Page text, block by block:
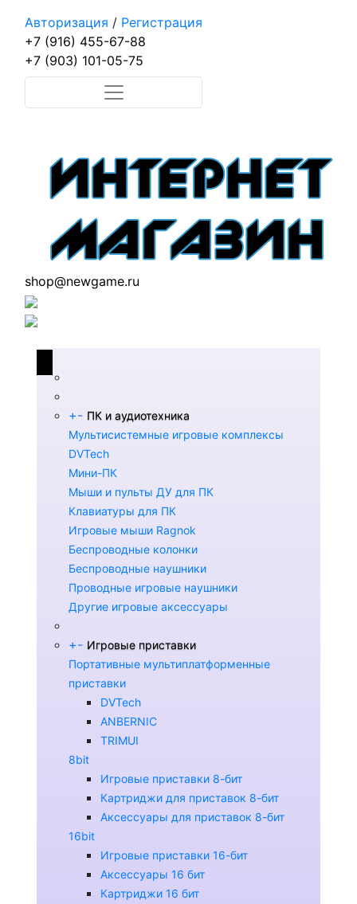
Авторизация / Регистрация
+7 (916) 455-67-88
+7 (903) 101-05-75
shop@newgame.ru
+- ПК и аудиотехника
Мультисистемные игровые комплексы
DVTech
Мини-ПК
Мыши и пульты ДУ для ПК
Клавиатуры для ПК
Игровые мыши Ragnok
Беспроводные колонки
Беспроводные наушники
Проводные игровые наушники
Другие игровые аксессуары
+- Игровые приставки
Портативные мультиплатформенные
приставки
DVTech
ANBERNIC
TRIMUI
8bit
Игровые приставки 8-бит
Картриджи для приставок 8-бит
Аксессуары для приставок 8-бит
16bit
Игровые приставки 16-бит
Аксессуары 16 бит
Картриджи 16 бит